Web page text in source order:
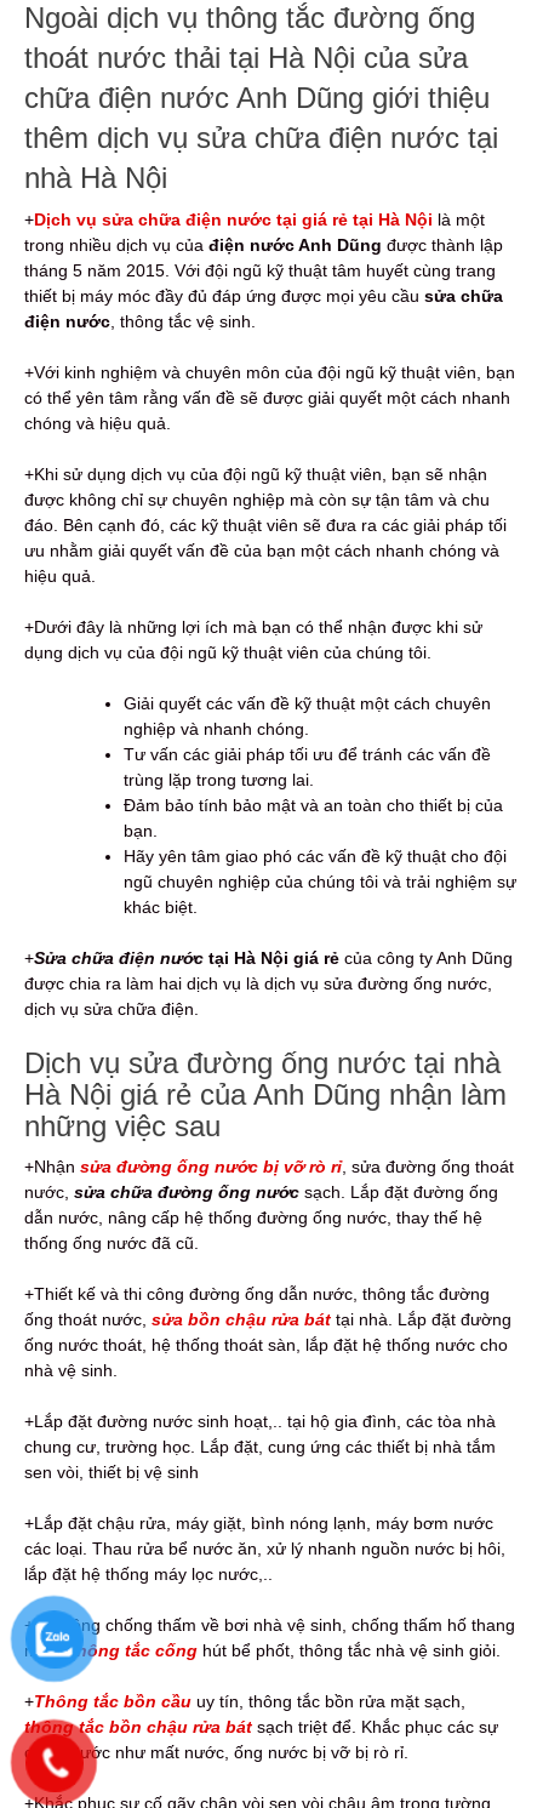
Ngoài dịch vụ thông tắc đường ống
thoát nước thải tại Hà Nội của sửa
chữa điện nước Anh Dũng giới thiệu
thêm dịch vụ sửa chữa điện nước tại
nhà Hà Nội
+Dịch vụ sửa chữa điện nước tại giá rẻ tại Hà Nội là một
trong nhiều dịch vụ của điện nước Anh Dũng được thành lập
tháng 5 năm 2015. Với đội ngũ kỹ thuật tâm huyết cùng trang
thiết bị máy móc đầy đủ đáp ứng được mọi yêu cầu sửa chữa
điện nước, thông tắc vệ sinh.
+Với kinh nghiệm và chuyên môn của đội ngũ kỹ thuật viên, bạn
có thể yên tâm rằng vấn đề sẽ được giải quyết một cách nhanh
chóng và hiệu quả.
+Khi sử dụng dịch vụ của đội ngũ kỹ thuật viên, bạn sẽ nhận
được không chỉ sự chuyên nghiệp mà còn sự tận tâm và chu
đáo. Bên cạnh đó, các kỹ thuật viên sẽ đưa ra các giải pháp tối
ưu nhằm giải quyết vấn đề của bạn một cách nhanh chóng và
hiệu quả.
+Dưới đây là những lợi ích mà bạn có thể nhận được khi sử
dụng dịch vụ của đội ngũ kỹ thuật viên của chúng tôi.
Giải quyết các vấn đề kỹ thuật một cách chuyên
nghiệp và nhanh chóng.
Tư vấn các giải pháp tối ưu để tránh các vấn đề
trùng lặp trong tương lai.
Đảm bảo tính bảo mật và an toàn cho thiết bị của
bạn.
Hãy yên tâm giao phó các vấn đề kỹ thuật cho đội
ngũ chuyên nghiệp của chúng tôi và trải nghiệm sự
khác biệt.
+Sửa chữa điện nước tại Hà Nội giá rẻ của công ty Anh Dũng
được chia ra làm hai dịch vụ là dịch vụ sửa đường ống nước,
dịch vụ sửa chữa điện.
Dịch vụ sửa đường ống nước tại nhà
Hà Nội giá rẻ của Anh Dũng nhận làm
những việc sau
+Nhận sửa đường ống nước bị vỡ rò rỉ, sửa đường ống thoát
nước, sửa chữa đường ống nước sạch. Lắp đặt đường ống
dẫn nước, nâng cấp hệ thống đường ống nước, thay thế hệ
thống ống nước đã cũ.
+Thiết kế và thi công đường ống dẫn nước, thông tắc đường
ống thoát nước, sửa bồn chậu rửa bát tại nhà. Lắp đặt đường
ống nước thoát, hệ thống thoát sàn, lắp đặt hệ thống nước cho
nhà vệ sinh.
+Lắp đặt đường nước sinh hoạt,.. tại hộ gia đình, các tòa nhà
chung cư, trường học. Lắp đặt, cung ứng các thiết bị nhà tắm
sen vòi, thiết bị vệ sinh
+Lắp đặt chậu rửa, máy giặt, bình nóng lạnh, máy bơm nước
các loại. Thau rửa bể nước ăn, xử lý nhanh nguồn nước bị hôi,
lắp đặt hệ thống máy lọc nước,..
+Thi công chống thấm về bơi nhà vệ sinh, chống thấm hố thang
máy.Thông tắc cống hút bể phốt, thông tắc nhà vệ sinh giỏi.
+Thông tắc bồn cầu uy tín, thông tắc bồn rửa mặt sạch,
thông tắc bồn chậu rửa bát sạch triệt để. Khắc phục các sự
cố về nước như mất nước, ống nước bị vỡ bị rò rỉ.
+Khắc phục sự cố gãy chân vòi sen vòi chậu âm trong tường